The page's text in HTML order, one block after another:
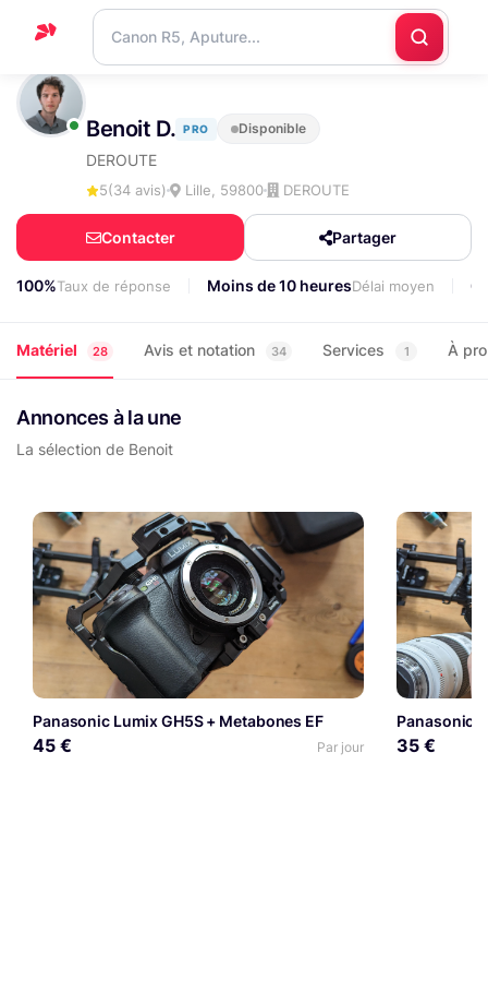
Accueil
Support
Nous
contacter
Benoit D. PRO Disponible
DEROUTE
5(34 avis) Lille, 59800 DEROUTE
Contacter Partager
100%Taux de réponse Moins de 10 heuresDélai moyen
Matériel 28 Avis et notation 34 Services 1 À
Annonces à la une
La sélection de Benoit
Panasonic Lumix GH5S + Metabones EF
45 € Par jour 35 €